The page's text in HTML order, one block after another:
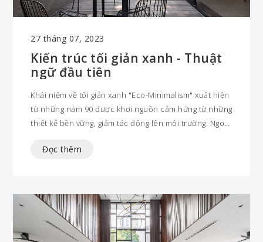
27 tháng 07, 2023
Kiến trúc tối giản xanh - Thuật
ngữ đầu tiên
Khái niệm về tối giản xanh "Eco-Minimalism" xuất hiện
từ những năm 90 được khơi nguồn cảm hứng từ những
thiết kế bền vững, giảm tác động lên môi trường. Ngoài
trình hướng đến kết nối sâu sắc với cây xanh, "càng ở
chung kết nối cộng đồng với quan tâm sâu sắc về đời
sống tinh thần chất lượng và thuận tự nhiên.
Đọc thêm